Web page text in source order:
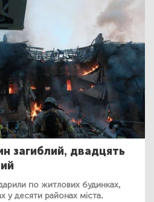
загиблий, двадцять
по житлових будинках,
у десяти районах міста.